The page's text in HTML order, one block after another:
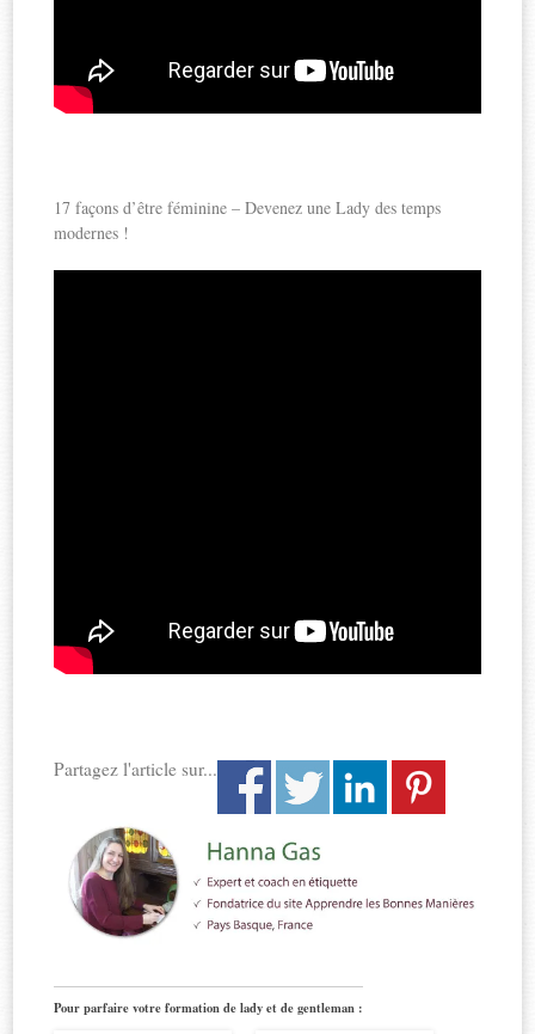
17 façons d’être féminine – Devenez une Lady des temps
modernes !
Partagez l'article sur...
Pour parfaire votre formation de lady et de gentleman :